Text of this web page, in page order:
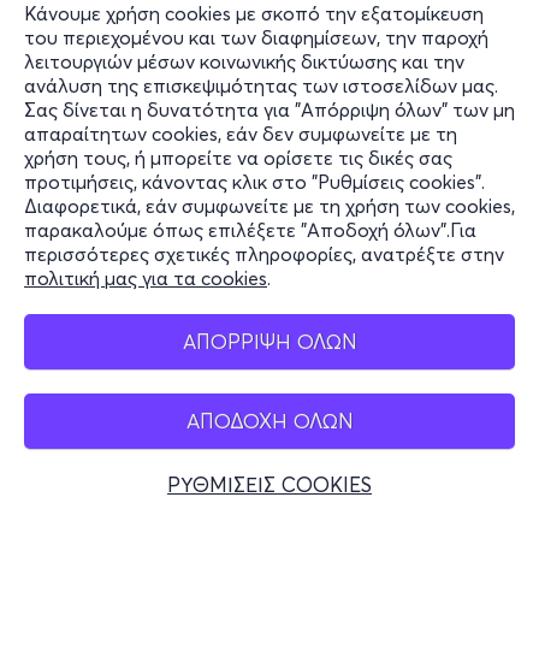
Κάνουμε χρήση cookies με σκοπό την εξατομίκευση
του περιεχομένου και των διαφημίσεων, την παροχή
λειτουργιών μέσων κοινωνικής δικτύωσης και την
ανάλυση της επισκεψιμότητας των ιστοσελίδων μας.
Σας δίνεται η δυνατότητα για "Απόρριψη όλων" των μη
απαραίτητων cookies, εάν δεν συμφωνείτε με τη
χρήση τους, ή μπορείτε να ορίσετε τις δικές σας
προτιμήσεις, κάνοντας κλικ στο "Ρυθμίσεις cookies".
Διαφορετικά, εάν συμφωνείτε με τη χρήση των cookies,
παρακαλούμε όπως επιλέξετε "Αποδοχή όλων".Για
περισσότερες σχετικές πληροφορίες, ανατρέξτε στην
πολιτική μας για τα cookies.
ΑΠΟΡΡΙΨΗ ΟΛΩΝ
ΑΠΟΔΟΧΗ ΟΛΩΝ
ΡΥΘΜΙΣΕΙΣ COOKIES
Πληροφορίες
Υποστήριξη
Stay Connected
Mobile app